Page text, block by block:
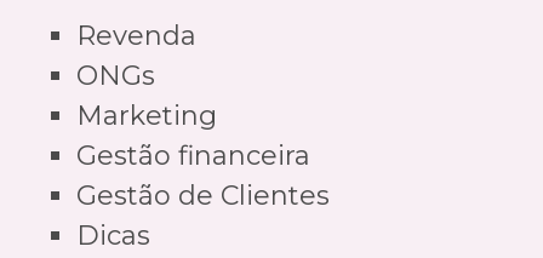
Revenda
ONGs
Marketing
Gestão financeira
Gestão de Clientes
Dicas